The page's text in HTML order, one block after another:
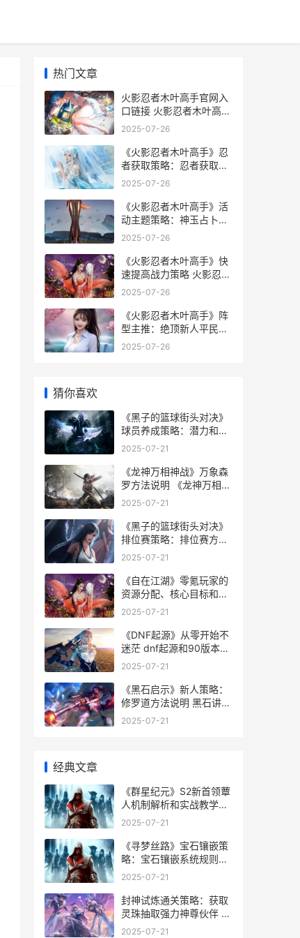
热门文章
火影忍者木叶高手官网入
口链接 火影忍者木叶高手
怎么样
2025-07-26
《火影忍者木叶高手》忍
者获取策略：忍者获取方
式盘点 火影忍者木叶高手
2025-07-26
《火影忍者木叶高手》活
动主题策略：神玉占卜和
九尾挑战 火影忍者木叶f4
2025-07-26
《火影忍者木叶高手》快
速提高战力策略 火影忍者
木叶丸
2025-07-26
《火影忍者木叶高手》阵
型主推：绝顶新人平民阵
型组合策略 火影忍者木叶
2025-07-26
猜你喜欢
《黑子的篮球街头对决》
球员养成策略：潜力和特
性系统详细解答 黑子的篮
2025-07-21
《龙神万相神战》万象森
罗方法说明 《龙神万相神
战》
2025-07-21
《黑子的篮球街头对决》
排位赛策略：排位赛方法
详细解答&规则 黑子的篮
2025-07-21
《自在江湖》零氪玩家的
资源分配、核心目标和优
先级 江湖不远,自在相逢
2025-07-21
《DNF起源》从零开始不
迷茫 dnf起源和90版本有
什么不同
2025-07-21
《黑石启示》新人策略：
修罗道方法说明 黑石讲了
什么
2025-07-21
经典文章
《群星纪元》S2新首领蕈
人机制解析和实战教学
《群星纪元》官方网站
2025-07-21
《寻梦丝路》宝石镶嵌策
略：宝石镶嵌系统规则&
诀窍详细解答 追梦丝路
2025-07-21
封神试炼通关策略：获取
灵珠抽取强力神尊伙伴 封
神流程
2025-07-21